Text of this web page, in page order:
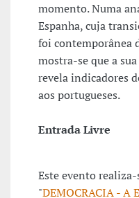
momento. Numa
Espanha, cuja
foi contemporânea
mostra-se que a
revela indicadores
aos portugueses.
Entrada Livre
Este evento
"DEMOCRACIA - A